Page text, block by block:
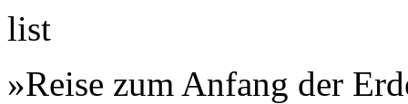
»Reise zum Anfang der